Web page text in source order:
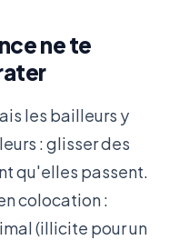
ne te
les bailleurs y
: glisser des
qu'elles passent.
colocation :
(illicite pour un